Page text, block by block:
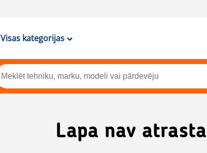
Visas kategorijas
Lapa nav atrasta